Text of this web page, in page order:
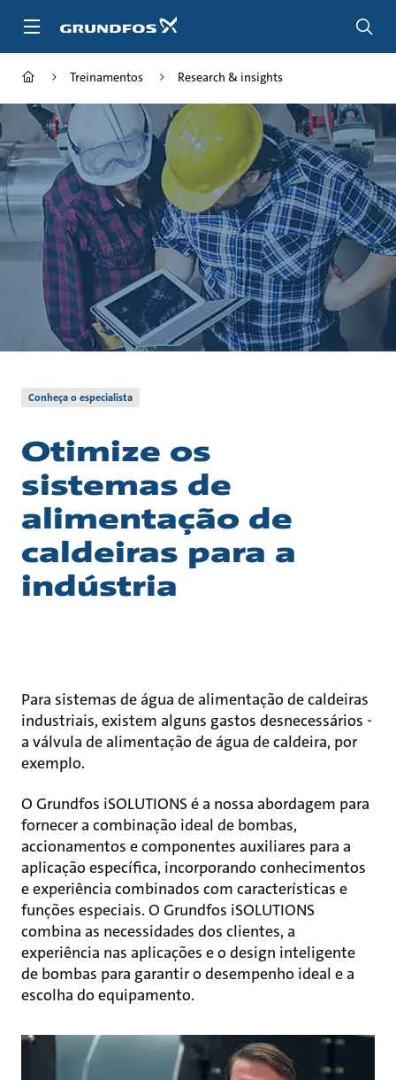
para
Treinamentos Research & insights
Conheça o especialista
Otimize os
sistemas de
alimentação de
caldeiras para a
indústria
Para sistemas de água de alimentação de caldeiras
industriais, existem alguns gastos desnecessários -
a válvula de alimentação de água de caldeira, por
exemplo.
O Grundfos iSOLUTIONS é a nossa abordagem para
fornecer a combinação ideal de bombas,
accionamentos e componentes auxiliares para a
aplicação específica, incorporando conhecimentos
e experiência combinados com características e
funções especiais. O Grundfos iSOLUTIONS
combina as necessidades dos clientes, a
experiência nas aplicações e o design inteligente
de bombas para garantir o desempenho ideal e a
escolha do equipamento.